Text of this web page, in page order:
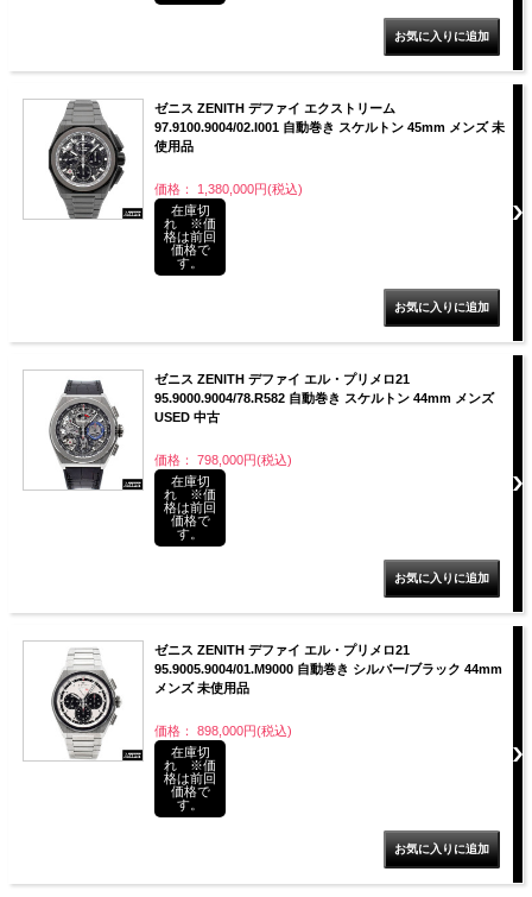
ゼニス ZENITH デファイ エクストリーム
97.9100.9004/02.I001 自動巻き スケルトン 45mm メンズ 未
使用品
価格： 1,380,000円(税込)
在庫切
れ ※価
格は前回
価格で
す。
ゼニス ZENITH デファイ エル・プリメロ21
95.9000.9004/78.R582 自動巻き スケルトン 44mm メンズ
USED 中古
価格： 798,000円(税込)
在庫切
れ ※価
格は前回
価格で
す。
ゼニス ZENITH デファイ エル・プリメロ21
95.9005.9004/01.M9000 自動巻き シルバー/ブラック 44mm
メンズ 未使用品
価格： 898,000円(税込)
在庫切
れ ※価
格は前回
価格で
す。